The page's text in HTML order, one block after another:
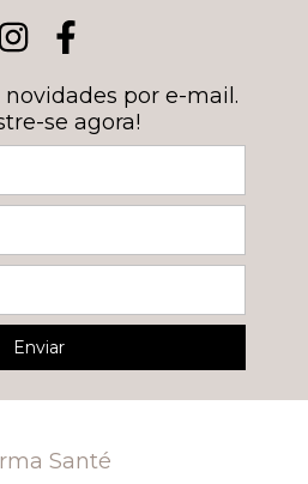
novidades por e-mail.
se agora!
Santé